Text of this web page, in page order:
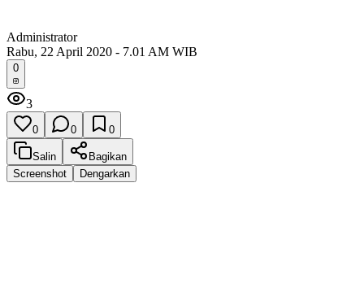
Administrator
Rabu, 22 April 2020 - 7.01 AM WIB
0
3
0 0 0
Salin
Bagikan
Screenshot
Dengarkan